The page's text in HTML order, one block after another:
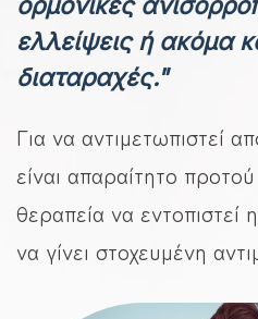
ελλείψεις ή ακόμα
διαταραχές."
Για να αντιμετωπιστεί
είναι απαραίτητο προτού
θεραπεία να εντοπιστεί
να γίνει στοχευμένη